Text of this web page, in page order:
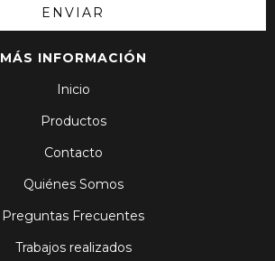
MÁS INFORMACIÓN
Inicio
Productos
Contacto
Quiénes Somos
Preguntas Frecuentes
Trabajos realizados